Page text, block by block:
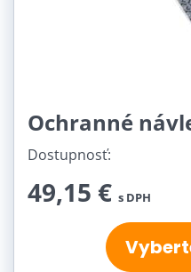
Ochranné
Dostupnosť:
49,15 € s DPH